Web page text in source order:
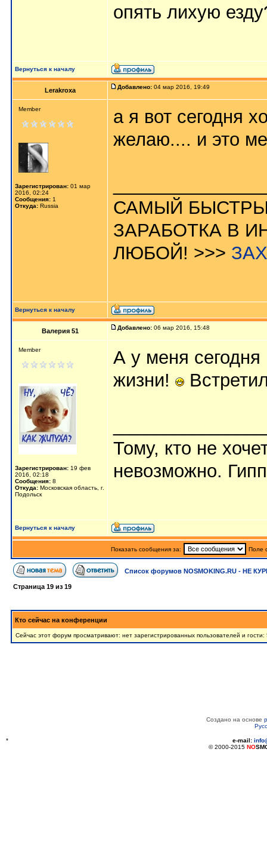
опять лихую
Вернуться к началу
Lerakroxa Добавлено: 04 мар 2016, 19:49
Member
Зарегистрирован: 01 мар
2016, 02:24
Сообщения: 1
Откуда: Russia
а я вот сегодня
желаю.... и это
САМЫЙ
ЗАРАБОТКА В
ЛЮБОЙ! >>>
Вернуться к началу
Валерия 51 Добавлено: 06 мар 2016, 15:48
Member
Зарегистрирован: 19 фев
2016, 02:18
Сообщения: 8
Откуда: Московская область, г.
Подольск
А у меня сегодня
жизни!
Тому, кто не
невозможно.
Вернуться к началу
Показать сообщения за: Поле
Список форумов NOSMOKING.RU - НЕ
Страница 19 из 19
Кто сейчас на конференции
Сейчас этот форум просматривают: нет зарегистрированных пользователей и гости:
Создано на основе
* e-mail:
© 2000-2015 NO